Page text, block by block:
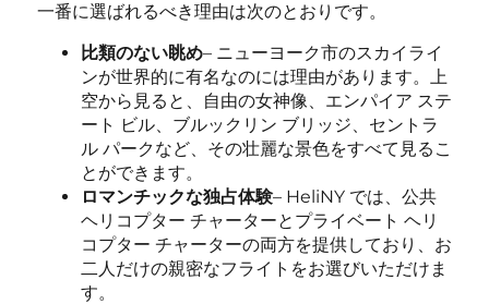
一番に選ばれるべき理由は次のとおりです。
比類のない眺め– ニューヨーク市のスカイライ
ンが世界的に有名なのには理由があります。上
空から見ると、自由の女神像、エンパイア ステ
ート ビル、ブルックリン ブリッジ、セントラ
ル パークなど、その壮麗な景色をすべて見るこ
とができます。
ロマンチックな独占体験– HeliNY では、公共
ヘリコプター チャーターとプライベート ヘリ
コプター チャーターの両方を提供しており、お
二人だけの親密なフライトをお選びいただけま
す。